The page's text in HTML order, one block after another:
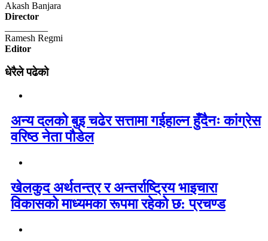
Akash Banjara
Director
Ramesh Regmi
Editor
धेरैले पढेको
अन्य दलको बुइ चढेर सत्तामा गईहाल्न हुँदैनः कांग्रेस
वरिष्ठ नेता पौडेल
खेलकुद अर्थतन्त्र र अन्तर्राष्ट्रिय भाइचारा
विकासको माध्यमका रूपमा रहेको छ: प्रचण्ड